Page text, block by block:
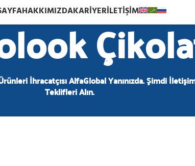
HAKKIMIZDAKARIYERİLETIŞIM
İhracatçısı AlfaGlobal Yanınızda. Şimdi
Teklifleri Alın.